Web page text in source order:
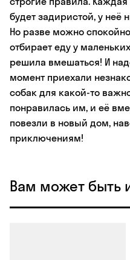
будет задиристой, у неё
Но разве можно
отбирает еду у
решила вмешаться! И
момент приехали
собак для какой-то
понравилась им, и её
повезли в новый дом,
приключениям!
Вам может быть